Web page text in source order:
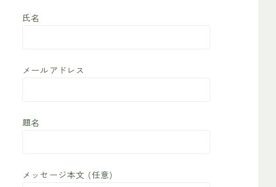
氏名
メールアドレス
題名
メッセージ本文 (任意)